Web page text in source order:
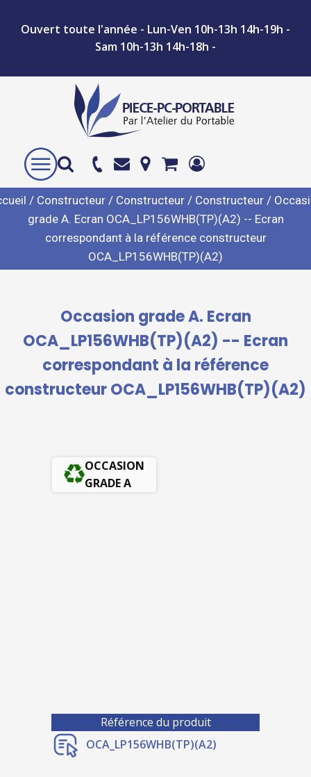
Ouvert toute l'année - Lun-Ven 10h-13h 14h-19h -
Sam 10h-13h 14h-18h -
/ Constructeur/ Constructeur/ Constructeur/
grade A. Ecran OCA_LP156WHB(TP)(A2) -- Ecran
correspondant à la référence constructeur
OCA_LP156WHB(TP)(A2)
Occasion grade A. Ecran
OCA_LP156WHB(TP)(A2) -- Ecran
correspondant à la référence
constructeur OCA_LP156WHB(TP)(A2)
OCCASION
GRADE A
Référence du produit
OCA_LP156WHB(TP)(A2)